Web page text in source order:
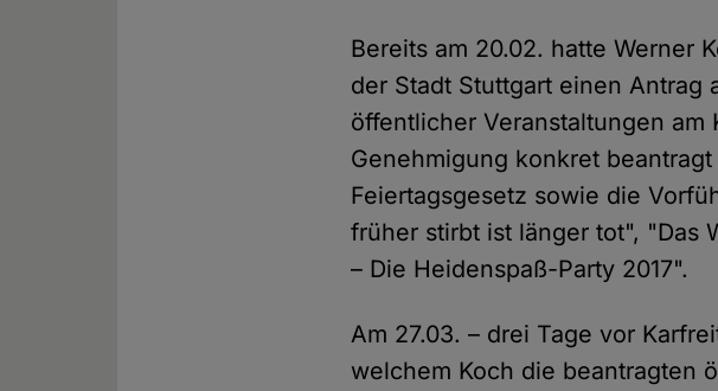
Bereits am 20.02. hatte Werner
der Stadt Stuttgart einen
öffentlicher Veranstaltungen
Genehmigung konkret
Feiertagsgesetz sowie die
früher stirbt ist länger tot", "Das
– Die Heidenspaß-Party 2017".
Am 27.03. – drei Tage vor
welchem Koch die beantragten